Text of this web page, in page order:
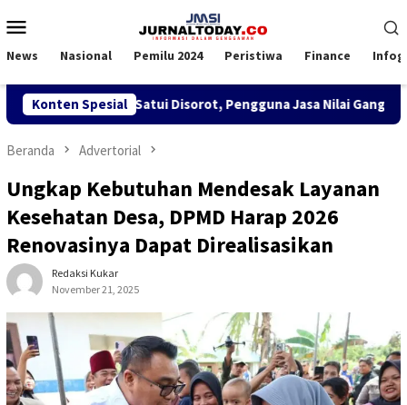
ke
Mobile
News Nasional Pemilu 2024 Peristiwa Finance
Konten Spesial
di KSOP Satui Disorot, Pengguna Jasa Nilai Ganggu
Beranda Advertorial
Ungkap Kebutuhan Mendesak Layanan
Kesehatan Desa, DPMD Harap 2026
Renovasinya Dapat Direalisasikan
Redaksi Kukar
November 21, 2025